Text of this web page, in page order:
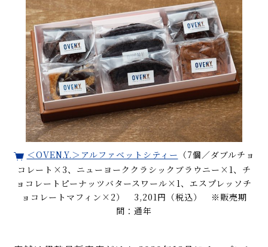
＜OVEN.Y.＞アルファベットシティー （7個／ダブルチョ
コレート×3、ニューヨーククラシックブラウニー×1、チ
ョコレートピーナッツバタースワール×1、エスプレッソチ
ョコレートマフィン×2） 3,201円（税込） ※販売期
間：通年